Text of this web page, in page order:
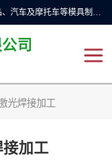
激光焊接加工行业范围包括手机金属外壳、数码产品、汽车及摩托车等模具制造和成型行业的模具修补，同时也适用于金属工件的直线、圆周等自动焊接，常用于手机电池、首饰、电子元件、传感器，钟表、精密机械、通信、工艺品等行业。
司
光焊接加工
加工
激光焊接加工